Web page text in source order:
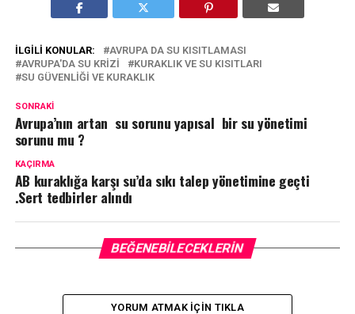
İLGILI KONULAR:
AVRUPA DA SU KISITLAMASI
AVRUPA'DA SU KRIZI
KURAKLIK VE SU KISITLARI
SU GÜVENLIĞI VE KURAKLIK
SONRAKI
Avrupa’nın artan su sorunu yapısal bir su yönetimi
sorunu mu ?
KAÇIRMA
AB kuraklığa karşı su’da sıkı talep yönetimine geçti
.Sert tedbirler alındı
BEĞENEBILECEKLERIN
YORUM ATMAK IÇIN TIKLA